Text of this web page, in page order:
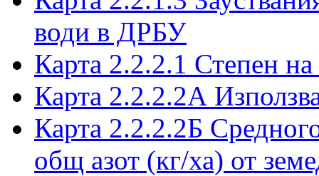
води в ДРБУ
Карта 2.2.2.1 Степен на
Карта 2.2.2.2А
Карта 2.2.2.2Б
общ азот (кг/ха) от